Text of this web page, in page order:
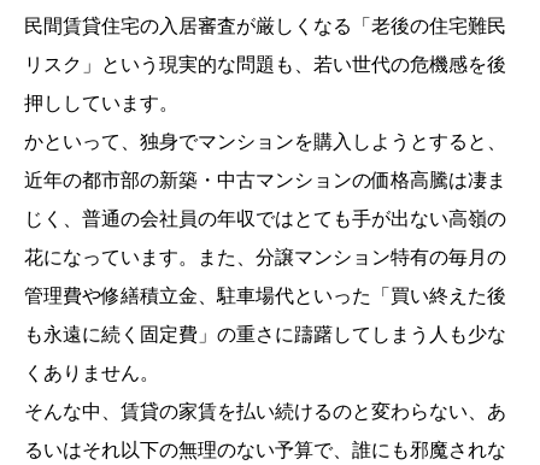
民間賃貸住宅の入居審査が厳しくなる「老後の住宅難民
リスク」という現実的な問題も、若い世代の危機感を後
押ししています。
かといって、独身でマンションを購入しようとすると、
近年の都市部の新築・中古マンションの価格高騰は凄ま
じく、普通の会社員の年収ではとても手が出ない高嶺の
花になっています。また、分譲マンション特有の毎月の
管理費や修繕積立金、駐車場代といった「買い終えた後
も永遠に続く固定費」の重さに躊躇してしまう人も少な
くありません。
そんな中、賃貸の家賃を払い続けるのと変わらない、あ
るいはそれ以下の無理のない予算で、誰にも邪魔されな